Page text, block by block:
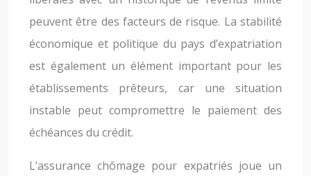
peuvent être des facteurs de risque. La stabilité
économique et politique du pays d’expatriation
est également un élément important pour les
établissements prêteurs, car une situation
instable peut compromettre le paiement des
échéances du crédit.
L’assurance chômage pour expatriés joue un